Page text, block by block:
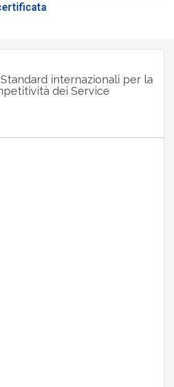
Standard internazionali per la
dei Service